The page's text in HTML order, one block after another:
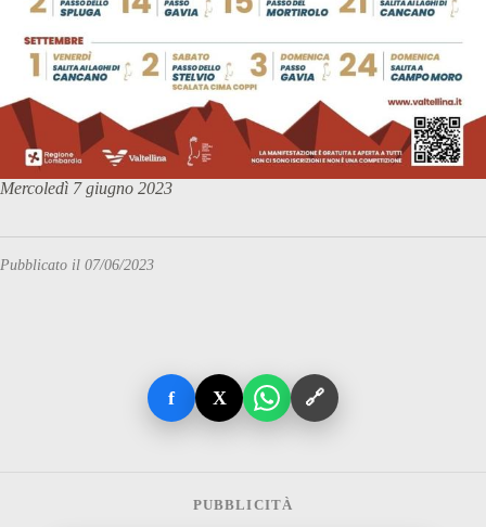
Mercoledì 7 giugno 2023
Pubblicato il 07/06/2023
f X 🔗
PUBBLICITÀ